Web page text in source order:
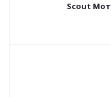
Scout